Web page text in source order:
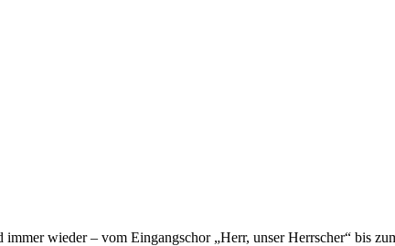
wieder – vom Eingangschor „Herr, unser Herrscher“ bis